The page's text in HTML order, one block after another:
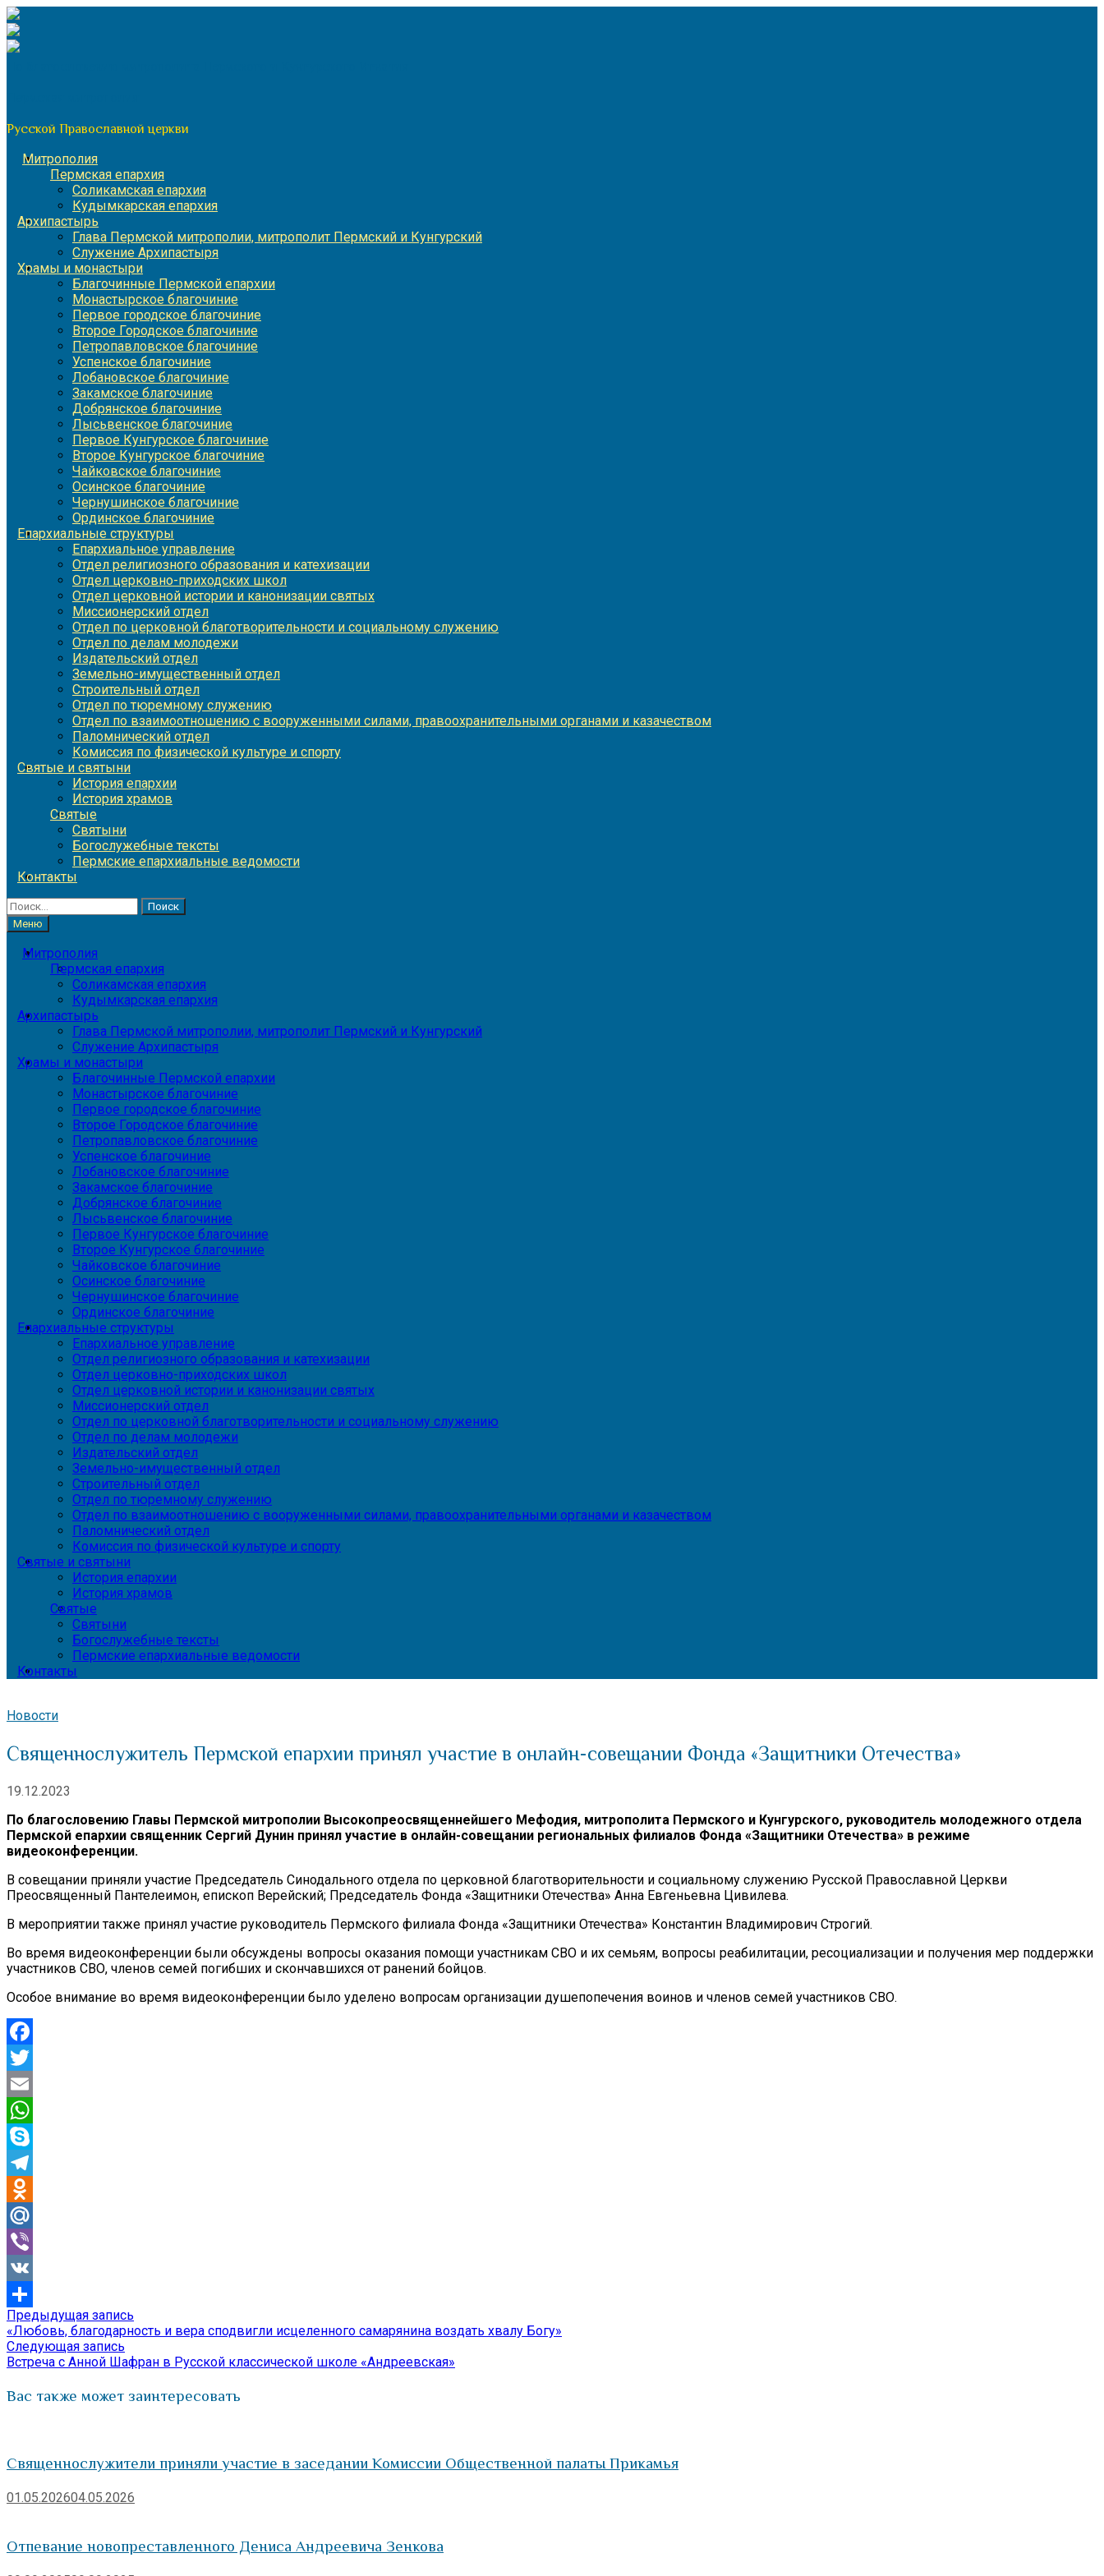
Перейти
к
содержимому
Русской Православной церкви
Митрополия
Пермская епархия
Соликамская епархия
Кудымкарская епархия
Архипастырь
Глава Пермской митрополии, митрополит Пермский и Кунгурский
Служение Архипастыря
Храмы и монастыри
Благочинные Пермской епархии
Монастырское благочиние
Первое городское благочиние
Второе Городское благочиние
Петропавловское благочиние
Успенское благочиние
Лобановское благочиние
Закамское благочиние
Добрянское благочиние
Лысьвенское благочиние
Первое Кунгурское благочиние
Второе Кунгурское благочиние
Чайковское благочиние
Осинское благочиние
Чернушинское благочиние
Ординское благочиние
Епархиальные структуры
Епархиальное управление
Отдел религиозного образования и катехизации
Отдел церковно-приходских школ
Отдел церковной истории и канонизации святых
Миссионерский отдел
Отдел по церковной благотворительности и социальному служению
Отдел по делам молодежи
Издательский отдел
Земельно-имущественный отдел
Строительный отдел
Отдел по тюремному служению
Отдел по взаимоотношению с вооруженными силами, правоохранительными органами и казачеством
Паломнический отдел
Комиссия по физической культуре и спорту
Святые и святыни
История епархии
История храмов
Святые
Святыни
Богослужебные тексты
Пермские епархиальные ведомости
Контакты
Найти:
Меню
Митрополия
Пермская епархия
Соликамская епархия
Кудымкарская епархия
Архипастырь
Глава Пермской митрополии, митрополит Пермский и Кунгурский
Служение Архипастыря
Храмы и монастыри
Благочинные Пермской епархии
Монастырское благочиние
Первое городское благочиние
Второе Городское благочиние
Петропавловское благочиние
Успенское благочиние
Лобановское благочиние
Закамское благочиние
Добрянское благочиние
Лысьвенское благочиние
Первое Кунгурское благочиние
Второе Кунгурское благочиние
Чайковское благочиние
Осинское благочиние
Чернушинское благочиние
Ординское благочиние
Епархиальные структуры
Епархиальное управление
Отдел религиозного образования и катехизации
Отдел церковно-приходских школ
Отдел церковной истории и канонизации святых
Миссионерский отдел
Отдел по церковной благотворительности и социальному служению
Отдел по делам молодежи
Издательский отдел
Земельно-имущественный отдел
Строительный отдел
Отдел по тюремному служению
Отдел по взаимоотношению с вооруженными силами, правоохранительными органами и казачеством
Паломнический отдел
Комиссия по физической культуре и спорту
Святые и святыни
История епархии
История храмов
Святые
Святыни
Богослужебные тексты
Пермские епархиальные ведомости
Контакты
Новости
Священнослужитель Пермской епархии принял участие в онлайн-совещании Фонда «Защитники Отечества»
19.12.2023
По благословению Главы Пермской митрополии Высокопреосвященнейшего Мефодия, митрополита Пермского и Кунгурского, руководитель молодежного отдела
Пермской епархии священник Сергий Дунин принял участие в онлайн-совещании региональных филиалов Фонда «Защитники Отечества» в режиме
видеоконференции.
В совещании приняли участие Председатель Синодального отдела по церковной благотворительности и социальному служению Русской Православной Церкви
Преосвященный Пантелеимон, епископ Верейский; Председатель Фонда «Защитники Отечества» Анна Евгеньевна Цивилева.
В мероприятии также принял участие руководитель Пермского филиала Фонда «Защитники Отечества» Константин Владимирович Строгий.
Во время видеоконференции были обсуждены вопросы оказания помощи участникам СВО и их семьям, вопросы реабилитации, ресоциализации и получения мер поддержки
участников СВО, членов семей погибших и скончавшихся от ранений бойцов.
Особое внимание во время видеоконференции было уделено вопросам организации душепопечения воинов и членов семей участников СВО.
Facebook
Twitter
Email
WhatsApp
Skype
Telegram
Odnoklassniki
Mail.Ru
Viber
VK
Отправить
Навигация
по
записям
Предыдущая запись
запись:
«Любовь, благодарность и вера сподвигли исцеленного самарянина воздать хвалу Богу»
Следующая запись
запись:
Встреча с Анной Шафран в Русской классической школе «Андреевская»
Вас также может заинтересовать
Священнослужители приняли участие в заседании Комиссии Общественной палаты Прикамья
01.05.202604.05.2026
Отпевание новопреставленного Дениса Андреевича Зенкова